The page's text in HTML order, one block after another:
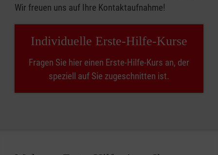
Wir freuen uns auf Ihre Kontaktaufnahme!
Individuelle Erste-Hilfe-Kurse
Fragen Sie hier einen Erste-Hilfe-Kurs an, der
speziell auf Sie zugeschnitten ist.